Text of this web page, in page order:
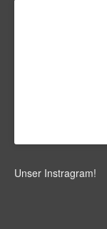
Unser Instragram!